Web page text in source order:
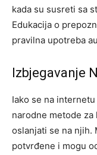
kada su susreti sa
Edukacija o
pravilna upotreba
Izbjegavanje
Iako se na
narodne metode
oslanjati se na njih.
potvrđene i mogu